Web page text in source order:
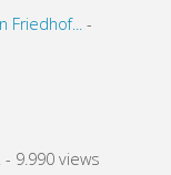
Friedhof...-
- 9.990 views